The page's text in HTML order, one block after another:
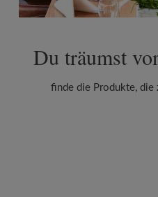
Du träumst
finde die Produkte, die